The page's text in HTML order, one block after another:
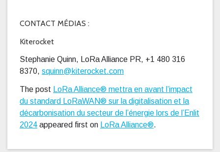
CONTACT MÉDIAS :
Kiterocket
Stephanie Quinn, LoRa Alliance PR, +1 480 316
8370, squinn@kiterocket.com
The post LoRa Alliance® mettra en avant l’impact
du standard LoRaWAN® sur la digitalisation et la
décarbonisation du secteur de l’énergie lors de l’Enlit
2024 appeared first on LoRa Alliance®.